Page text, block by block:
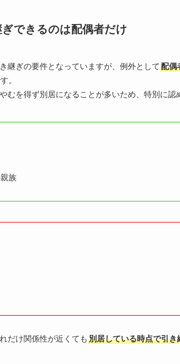
できるのは配偶者だけ
継ぎの要件となっていますが、例外として 配偶
。
むを得ず別居になることが多いため、特別に認
族
だけ関係性が近くても 別居している時点で引き